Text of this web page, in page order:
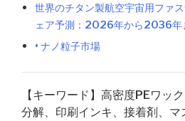
世界のチタン製航空宇宙用ファ
ェア予測：2026年から2036年
• ナノ粒子市場
【キーワード】高密度PEワッ
分解、印刷インキ、接着剤、マ